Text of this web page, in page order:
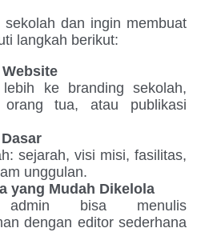
dan ingin membuat
langkah berikut:
ke branding sekolah,
orang tua, atau publikasi
sejarah, visi misi, fasilitas,
unggulan.
yang Mudah Dikelola
bisa menulis
dengan editor sederhana